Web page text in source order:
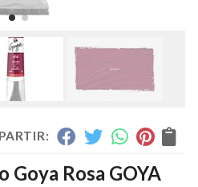
Goya Rosa GOYA